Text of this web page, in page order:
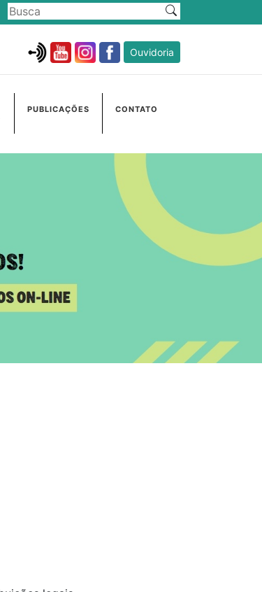
Ouvidoria
PUBLICAÇÕES CONTATO